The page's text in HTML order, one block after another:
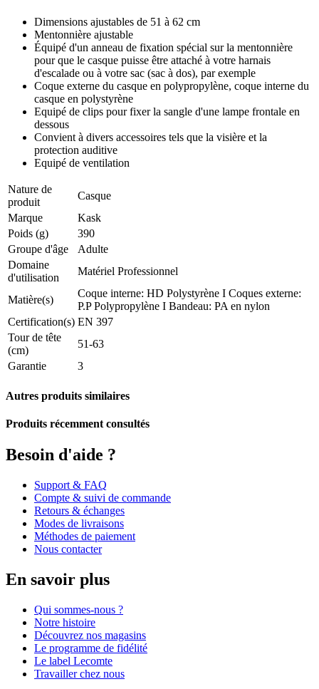
Dimensions ajustables de 51 à 62 cm
Mentonnière ajustable
Équipé d'un anneau de fixation spécial sur la mentonnière
pour que le casque puisse être attaché à votre harnais
d'escalade ou à votre sac (sac à dos), par exemple
Coque externe du casque en polypropylène, coque interne du
casque en polystyrène
Equipé de clips pour fixer la sangle d'une lampe frontale en
dessous
Convient à divers accessoires tels que la visière et la
protection auditive
Equipé de ventilation
Nature de
produit
Casque
Marque
Kask
Poids (g)
390
Groupe d'âge
Adulte
Domaine
d'utilisation
Matériel Professionnel
Matière(s)
Coque interne: HD Polystyrène I Coques externe:
P.P Polypropylène I Bandeau: PA en nylon
Certification(s) EN 397
Tour de tête
(cm)
51-63
Garantie
3
Autres produits similaires
Produits récemment consultés
Besoin d'aide ?
Support & FAQ
Compte & suivi de commande
Retours & échanges
Modes de livraisons
Méthodes de paiement
Nous contacter
En savoir plus
Qui sommes-nous ?
Notre histoire
Découvrez nos magasins
Le programme de fidélité
Le label Lecomte
Travailler chez nous